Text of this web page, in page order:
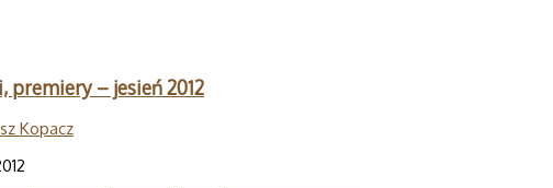
premiery – jesień 2012
Kopacz